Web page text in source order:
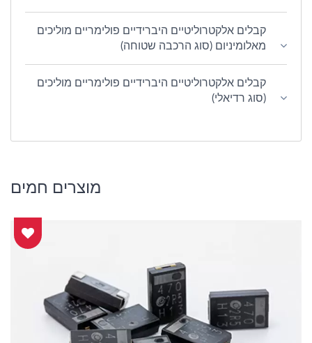
קבלים אלקטרוליטיים היברידיים פולימריים מוליכים
מאלומיניום (סוג הרכבה שטוחה)
קבלים אלקטרוליטיים היברידיים פולימריים מוליכים
(סוג רדיאלי)
מוצרים חמים